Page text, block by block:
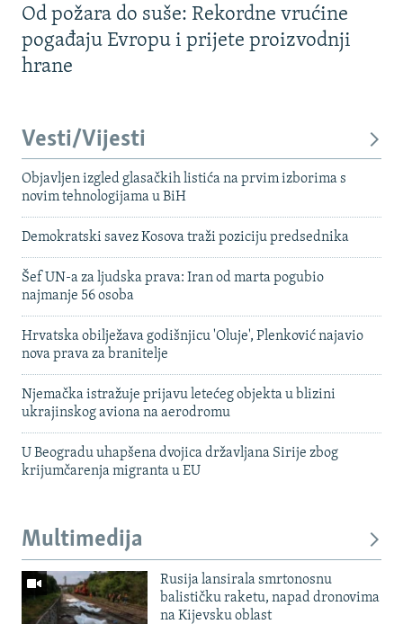
Od požara do suše: Rekordne vrućine
pogađaju Evropu i prijete proizvodnji
hrane
Vesti/Vijesti
Objavljen izgled glasačkih listića na prvim izborima s
novim tehnologijama u BiH
Demokratski savez Kosova traži poziciju predsednika
Šef UN-a za ljudska prava: Iran od marta pogubio
najmanje 56 osoba
Hrvatska obilježava godišnjicu 'Oluje', Plenković najavio
nova prava za branitelje
Njemačka istražuje prijavu letećeg objekta u blizini
ukrajinskog aviona na aerodromu
U Beogradu uhapšena dvojica državljana Sirije zbog
krijumčarenja migranta u EU
Multimedija
Rusija lansirala smrtonosnu
balističku raketu, napad dronovima
na Kijevsku oblast